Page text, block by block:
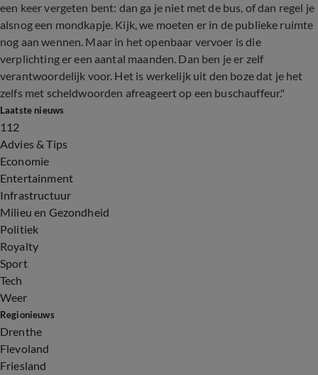
een keer vergeten bent: dan ga je niet met de bus, of dan regel je
alsnog een mondkapje. Kijk, we moeten er in de publieke ruimte
nog aan wennen. Maar in het openbaar vervoer is die
verplichting er een aantal maanden. Dan ben je er zelf
verantwoordelijk voor. Het is werkelijk uit den boze dat je het
zelfs met scheldwoorden afreageert op een buschauffeur."
Laatste nieuws
112
Advies & Tips
Economie
Entertainment
Infrastructuur
Milieu en Gezondheid
Politiek
Royalty
Sport
Tech
Weer
Regionieuws
Drenthe
Flevoland
Friesland